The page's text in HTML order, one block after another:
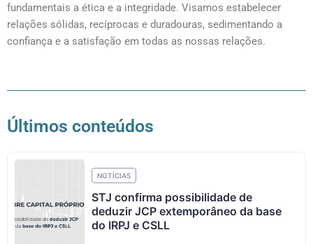
fundamentais a ética e a integridade. Visamos estabelecer
relações sólidas, recíprocas e duradouras, sedimentando a
confiança e a satisfação em todas as nossas relações.
Últimos conteúdos
NOTÍCIAS
STJ confirma possibilidade de
deduzir JCP extemporâneo da base
do IRPJ e CSLL